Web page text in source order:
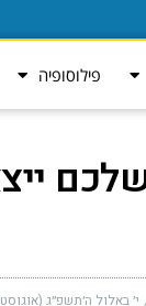
פילוסופיה
י׳ באלול ה׳תשפ״ג (אוגוסט 27, 2023)